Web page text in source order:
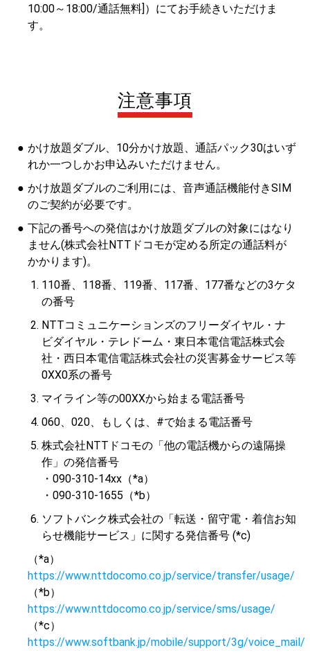
10:00～18:00/通話無料]）にてお手続きいただけま
す。
注意事項
かけ放題ダブル、10分かけ放題、通話パック30はいず
れか一つしかお申込みいただけません。
かけ放題ダブルのご利用には、音声通話機能付きSIM
のご契約が必要です。
下記の番号への発信はかけ放題ダブルの対象にはなり
ません(株式会社NTTドコモが定める所定の通話料が
かかります)。
1. 110番、118番、119番、117番、177番などの3ケタ
の番号
2. NTTコミュニケーションズのフリーダイヤル・ナ
ビダイヤル・テレドーム・東日本電信電話株式会
社・西日本電信電話株式会社の災害募金サービス等
0XX0系の番号
3. マイライン等の00XXから始まる電話番号
4. 060、020、もしくは、#で始まる電話番号
5. 株式会社NTTドコモの「他の電話機からの遠隔操
作」の発信番号
・090-310-14xx（*a）
・090-310-1655（*b）
6. ソフトバンク株式会社の「転送・留守電・着信お知
らせ機能サービス」に関する発信番号 (*c)
（*a）
https://www.nttdocomo.co.jp/service/transfer/usage/
（*b）
https://www.nttdocomo.co.jp/service/sms/usage/
（*c）
https://www.softbank.jp/mobile/support/3g/voice_mail/